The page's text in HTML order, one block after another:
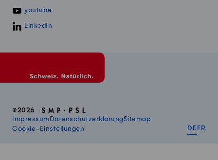
youtube
LinkedIn
©2026
Impressum DatenschutzerklärungSitemap
Cookie-Einstellungen
DE FR